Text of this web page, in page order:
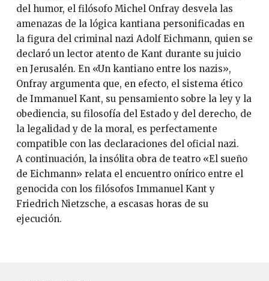
del humor, el filósofo Michel Onfray desvela las
amenazas de la lógica kantiana personificadas en
la figura del criminal nazi Adolf Eichmann, quien se
declaró un lector atento de Kant durante su juicio
en Jerusalén. En «Un kantiano entre los nazis»,
Onfray argumenta que, en efecto, el sistema ético
de Immanuel Kant, su pensamiento sobre la ley y la
obediencia, su filosofía del Estado y del derecho, de
la legalidad y de la moral, es perfectamente
compatible con las declaraciones del oficial nazi.
A continuación, la insólita obra de teatro «El sueño
de Eichmann» relata el encuentro onírico entre el
genocida con los filósofos Immanuel Kant y
Friedrich Nietzsche, a escasas horas de su
ejecución.